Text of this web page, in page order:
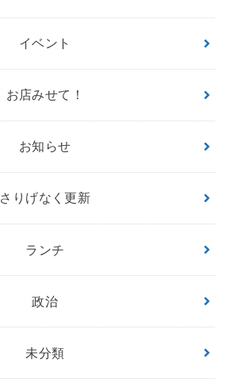
イベント
お店みせて！
お知らせ
さりげなく更新
ランチ
政治
未分類